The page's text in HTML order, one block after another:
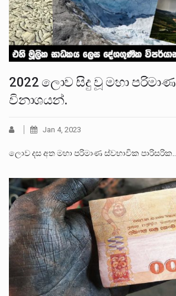
2022 ලොව සිදු වූ මහා
විනාශයන්.
Jan 4, 2023
ලොව දස අත මහා පරිමාණ ස්වභාවික පාරිසරික…